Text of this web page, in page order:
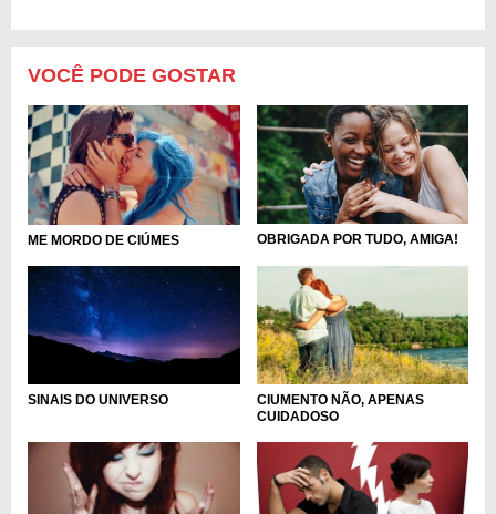
VOCÊ PODE GOSTAR
ME MORDO DE CIÚMES OBRIGADA POR TUDO, AMIGA!
SINAIS DO UNIVERSO
CIUMENTO NÃO, APENAS
CUIDADOSO